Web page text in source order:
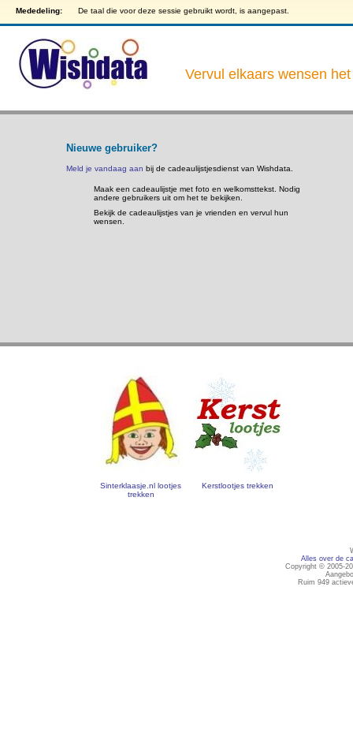
Mededeling: De taal die voor deze sessie gebruikt wordt, is aangepast.
Vervul elkaars wensen
Nieuwe gebruiker?
Meld je vandaag aan bij de cadeaulijstjesdienst van Wishdata.
Maak een cadeaulijstje met foto en welkomsttekst. Nodig
andere gebruikers uit om het te bekijken.
Bekijk de cadeaulijstjes van je vrienden en vervul hun
wensen.
Sinterklaasje.nl lootjes
trekken
Kerstlootjes trekken
Alles over de
Copyright © 2005-
Ruim 949